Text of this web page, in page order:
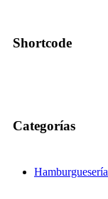
Shortcode
Categorías
Hamburguesería